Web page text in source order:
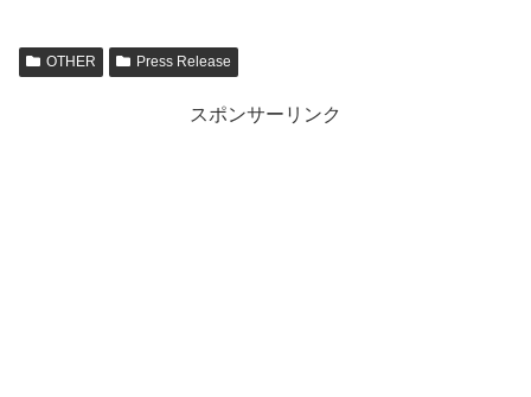
OTHER Press Release
スポンサーリンク